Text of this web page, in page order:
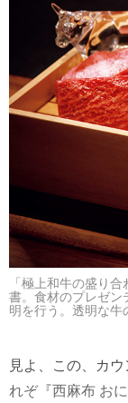
「極上和牛の盛り
書。食材のプレゼン
明を行う。透明な牛
見よ、この、カ
れぞ『西麻布 お